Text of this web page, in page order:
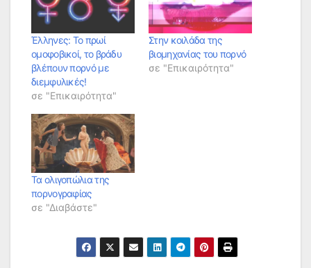
Έλληνες: Το πρωί
ομοφοβικοί, το βράδυ
βλέπουν πορνό με
διεμφυλικές!
σε "Επικαιρότητα"
Στην κοιλάδα της
βιομηχανίας του πορνό
σε "Επικαιρότητα"
Τα ολιγοπώλια της
πορνογραφίας
σε "Διαβάστε"